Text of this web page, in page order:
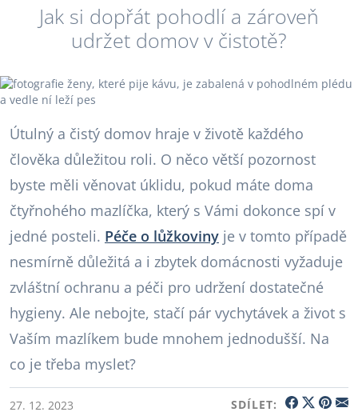
Jak si dopřát pohodlí a zároveň
udržet domov v čistotě?
Útulný a čistý domov hraje v životě každého
člověka důležitou roli. O něco větší pozornost
byste měli věnovat úklidu, pokud máte doma
čtyřnohého mazlíčka, který s Vámi dokonce spí v
jedné posteli. Péče o lůžkoviny je v tomto případě
nesmírně důležitá a i zbytek domácnosti vyžaduje
zvláštní ochranu a péči pro udržení dostatečné
hygieny. Ale nebojte, stačí pár vychytávek a život s
Vaším mazlíkem bude mnohem jednodušší. Na
co je třeba myslet?
27. 12. 2023
SDÍLET: